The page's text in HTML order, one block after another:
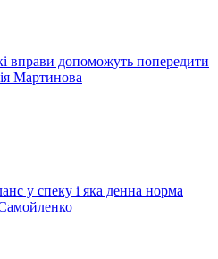
вправи допоможуть попередити
Мартинова
у спеку і яка денна норма